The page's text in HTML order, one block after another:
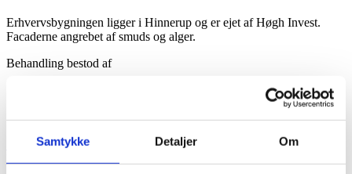
Samtykke Detaljer Om
Erhvervsbygningen ligger i Hinnerup og er ejet af Høgh Invest.
Facaderne angrebet af smuds og alger.
Behandling bestod af
Partiel malebehandling af facaderne
Se vores kompetencer